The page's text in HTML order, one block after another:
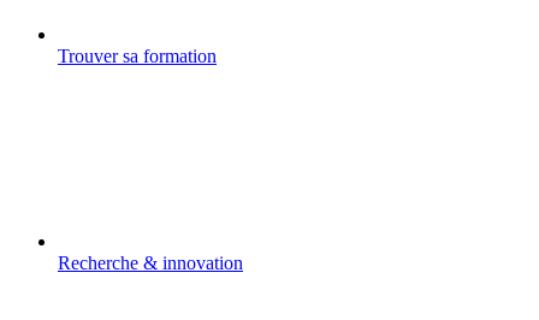
Trouver sa formation
Recherche & innovation